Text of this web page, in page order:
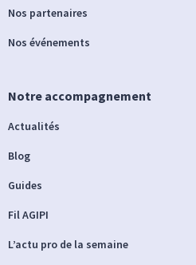
Nos partenaires
Nos événements
Notre accompagnement
Actualités
Blog
Guides
Fil AGIPI
L’actu pro de la semaine